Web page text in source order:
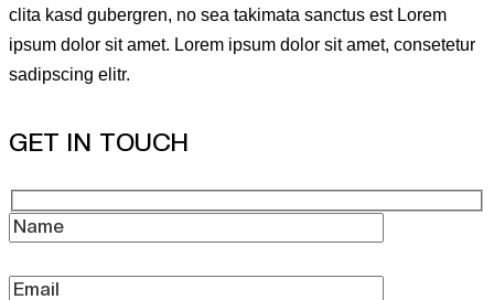
clita kasd gubergren, no sea takimata sanctus est Lorem
ipsum dolor sit amet. Lorem ipsum dolor sit amet, consetetur
sadipscing elitr.
GET IN TOUCH